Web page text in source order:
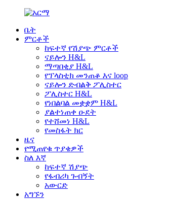
ቤት
ምርቶች
ከፍተኛ የሽያጭ ምርቶች
ናይሎን H&L
ማጣበቂያ H&L
የፕላስቲክ መንጠቆ እና loop
ናይሎን ድብልቅ ፖሊስተር
ፖሊስተር H&L
የነበልባል መቋቋም H&L
ያልተነጠቀ ዑደት
የተሸመነ H&L
የመስፋት ክር
ዜና
የሚጠየቁ ጥያቄዎች
ስለ እኛ
ከፍተኛ ሽያጭ
የፋብሪካ ጉብኝት
አውርድ
አግኙን